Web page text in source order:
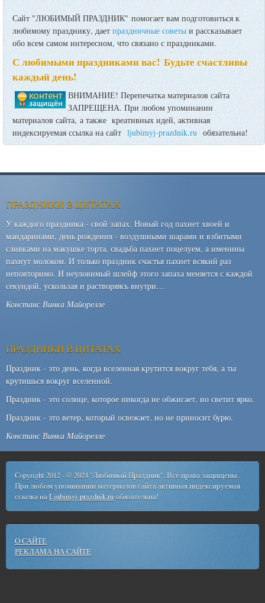
Сайт "ЛЮБИМЫЙ ПРАЗДНИК" помогает вам подготовиться к
любимому празднику, даетпраздничные советы и рассказывает
обо всем самом интересном, что связано с праздниками.
С любимыми праздниками вас! Будьте счастливы
каждый день!
ВНИМАНИЕ! Перепечатка материалов сайта
ЗАПРЕЩЕНА. При любом упоминании
материалов сайта, а также креативных идей, активная
индексируемая ссылка на сайт ljubimyj-prazdnik.ruобязательна!
ПРАЗДНИКИ В ЦИТАТАХ
У каждого праздника - свой запах. Новый год пахнет хвоей и
мандаринами, день рождения - воздушными шарами и взбитыми
сливками на макушке торта, свадьба пахнет поцелуем, а именины
пахнут молоком. И только праздник счастья пахнет всякий раз
неповторимо. И неуловимый шлейф этого запаха меняется с каждой
секундой, ускользая и растворяясь внутри…
Констанс Винка Майорелле
ПРАЗДНИКИ В ЦИТАТАХ
Праздник - это день, когда вселенная крутится вокруг тебя, а ты
крутишься вокруг вселенной.
Праздник - это солнце, которое никогда не обжигает, но светит ярко.
Праздник - это ветер, который освежает, но не приносит бурю.
Констанс Винка Майорелле
Copyright 2012 - © 2024 "Любимый Праздник". Все права защищены.
При любом упоминании материалов сайта активная индексируемая
ссылка наLjubimyj-prazdnik.ru обязательна!
О САЙТЕ
РЕКЛАМА НА САЙТЕ